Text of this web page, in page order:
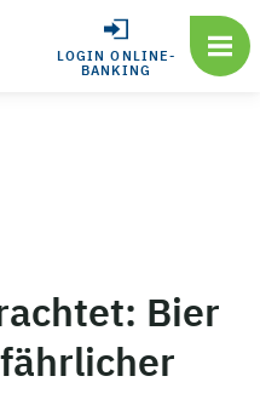
LOGIN ONLINE-
BANKING
Bier